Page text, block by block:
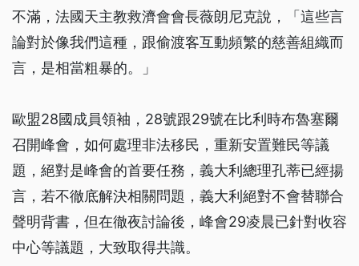
不滿，法國天主教救濟會會長薇朗尼克說，「這些言
論對於像我們這種，跟偷渡客互動頻繁的慈善組織而
言，是相當粗暴的。」
歐盟28國成員領袖，28號跟29號在比利時布魯塞爾
召開峰會，如何處理非法移民，重新安置難民等議
題，絕對是峰會的首要任務，義大利總理孔蒂已經揚
言，若不徹底解決相關問題，義大利絕對不會替聯合
聲明背書，但在徹夜討論後，峰會29凌晨已針對收容
中心等議題，大致取得共識。